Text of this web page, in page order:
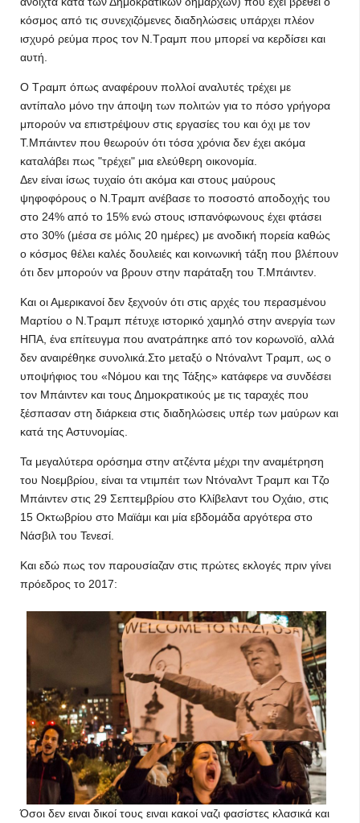
κόσμος από τις συνεχιζόμενες διαδηλώσεις υπάρχει πλέον
ισχυρό ρεύμα προς τον Ν.Τραμπ που μπορεί να κερδίσει και
αυτή.
Ο Τραμπ όπως αναφέρουν πολλοί αναλυτές τρέχει με
αντίπαλο μόνο την άποψη των πολιτών για το πόσο γρήγορα
μπορούν να επιστρέψουν στις εργασίες του και όχι με τον
Τ.Μπάιντεν που θεωρούν ότι τόσα χρόνια δεν έχει ακόμα
καταλάβει πως "τρέχει" μια ελεύθερη οικονομία.
Δεν είναι ίσως τυχαίο ότι ακόμα και στους μαύρους
ψηφοφόρους ο Ν.Τραμπ ανέβασε το ποσοστό αποδοχής του
στο 24% από το 15% ενώ στους ισπανόφωνους έχει φτάσει
στο 30% (μέσα σε μόλις 20 ημέρες) με ανοδική πορεία καθώς
ο κόσμος θέλει καλές δουλειές και κοινωνική τάξη που βλέπουν
ότι δεν μπορούν να βρουν στην παράταξη του Τ.Μπάιντεν.
Και οι Αμερικανοί δεν ξεχνούν ότι στις αρχές του περασμένου
Μαρτίου ο Ν.Τραμπ πέτυχε ιστορικό χαμηλό στην ανεργία των
ΗΠΑ, ένα επίτευγμα που ανατράπηκε από τον κορωνοϊό, αλλά
δεν αναιρέθηκε συνολικά.Στο μεταξύ ο Ντόναλντ Τραμπ, ως ο
υποψήφιος του «Νόμου και της Τάξης» κατάφερε να συνδέσει
τον Μπάιντεν και τους Δημοκρατικούς με τις ταραχές που
ξέσπασαν στη διάρκεια στις διαδηλώσεις υπέρ των μαύρων και
κατά της Αστυνομίας.
Τα μεγαλύτερα ορόσημα στην ατζέντα μέχρι την αναμέτρηση
του Νοεμβρίου, είναι τα ντιμπέιτ των Ντόναλντ Τραμπ και Τζο
Μπάιντεν στις 29 Σεπτεμβρίου στο Κλίβελαντ του Οχάιο, στις
15 Οκτωβρίου στο Μαϊάμι και μία εβδομάδα αργότερα στο
Νάσβιλ του Τενεσί.
Kαι εδώ πως τον παρουσίαζαν στις πρώτες εκλογές πριν γίνει
πρόεδρος το 2017:
Όσοι δεν ειναι δικοί τους ειναι κακοί ναζι φασίστες κλασικά και